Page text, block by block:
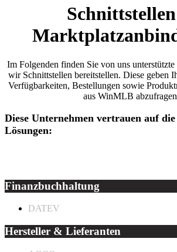
Im Folgenden finden Sie von uns
wir Schnittstellen bereitstellen. Diese geben
Verfügbarkeiten, Bestellungen sowie
aus WinMLB
Diese Unternehmen vertrauen auf
Lösungen:
Finanzbuchhaltung
DATEV
Hersteller & Lieferanten